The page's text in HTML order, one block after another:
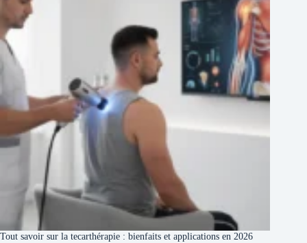
Tout savoir sur la tecarthérapie : bienfaits et applications en 2026